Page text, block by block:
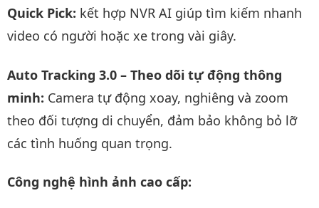
Quick Pick: kết hợp NVR AI giúp tìm kiếm nhanh
video có người hoặc xe trong vài giây.
Auto Tracking 3.0 – Theo dõi tự động thông
minh: Camera tự động xoay, nghiêng và zoom
theo đối tượng di chuyển, đảm bảo không bỏ lỡ
các tình huống quan trọng.
Công nghệ hình ảnh cao cấp: